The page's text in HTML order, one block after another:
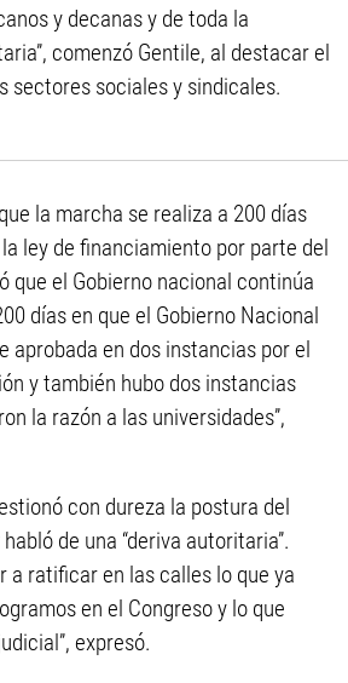
y decanas y de toda la
comenzó Gentile, al destacar el
sectores sociales y sindicales.
la marcha se realiza a 200 días
ley de financiamiento por parte del
que el Gobierno nacional continúa
días en que el Gobierno Nacional
aprobada en dos instancias por el
y también hubo dos instancias
la razón a las universidades”,
con dureza la postura del
de una “deriva autoritaria”.
a ratificar en las calles lo que ya
en el Congreso y lo que
expresó.